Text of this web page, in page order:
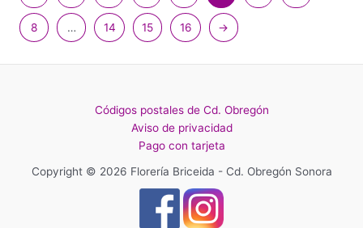
8 … 14 15 16 →
Códigos postales de Cd. Obregón
Aviso de privacidad
Pago con tarjeta
Copyright © 2026 Florería Briceida - Cd. Obregón Sonora